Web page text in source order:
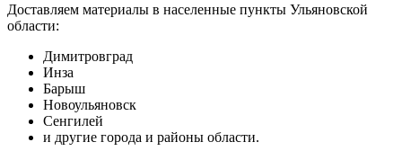
Доставляем материалы в населенные пункты Ульяновской
области:
Димитровград
Инза
Барыш
Новоульяновск
Сенгилей
и другие города и районы области.